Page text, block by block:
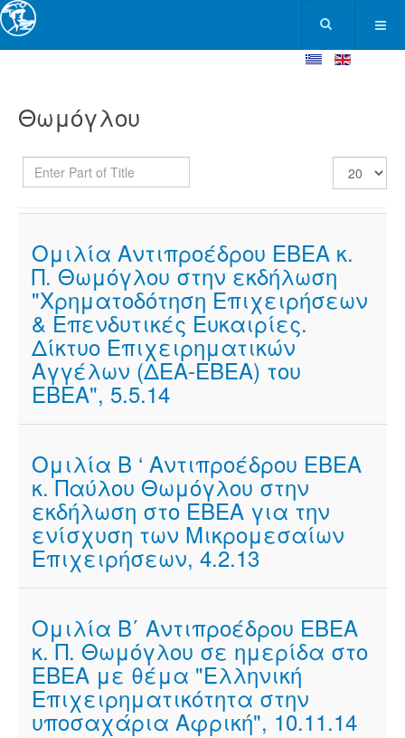
Θωμόγλου
Enter
Part
Display
#
Ομιλία Αντιπροέδρου ΕΒΕΑ κ.
Π. Θωμόγλου στην εκδήλωση
"Χρηματοδότηση Επιχειρήσεων
& Επενδυτικές Ευκαιρίες.
Δίκτυο Επιχειρηματικών
Αγγέλων (ΔΕΑ-ΕΒΕΑ) του
ΕΒΕΑ", 5.5.14
Ομιλία Β ‘ Αντιπροέδρου ΕΒΕΑ
κ. Παύλου Θωμόγλου στην
εκδήλωση στο ΕΒΕΑ για την
ενίσχυση των Μικρομεσαίων
Επιχειρήσεων, 4.2.13
Ομιλία Β΄ Αντιπροέδρου ΕΒΕΑ
κ. Π. Θωμόγλου σε ημερίδα στο
ΕΒΕΑ με θέμα "Ελληνική
Επιχειρηματικότητα στην
υποσαχάρια Αφρική", 10.11.14